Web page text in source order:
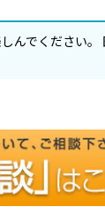
んでください